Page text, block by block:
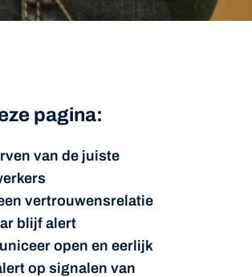
pagina:
van de juiste
vertrouwensrelatie
blijf alert
open en eerlijk
op signalen van